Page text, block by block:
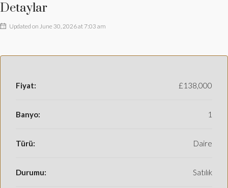
Detaylar
Updated on June 30, 2026 at 7:03 am
Fiyat: £138,000
Banyo: 1
Türü: Daire
Durumu: Satılık